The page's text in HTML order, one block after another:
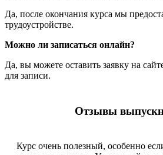
Да, после окончания курса мы
трудоустройстве.
Можно ли записаться онлайн?
Да, вы можете оставить заявку на
для записи.
Отзывы
Курс очень полезный, особенно